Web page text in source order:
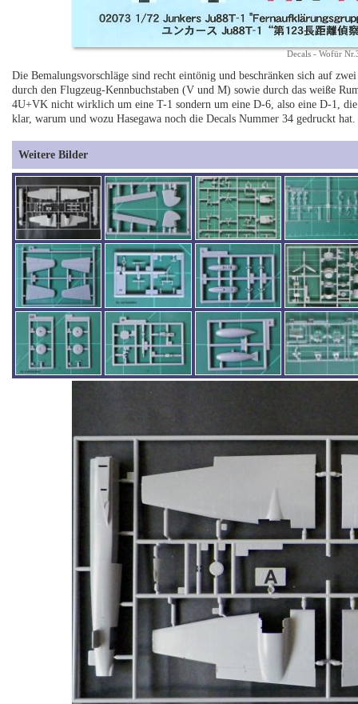
Decals - Wofür
Die Bemalungsvorschläge sind recht eintönig und beschränken sich auf
durch den Flugzeug-Kennbuchstaben (V und M) sowie durch das weiße
4U+VK nicht wirklich um eine T-1 sondern um eine D-6, also eine D-1,
klar, warum und wozu Hasegawa noch die Decals Nummer 34 gedruckt hat.
Weitere Bilder